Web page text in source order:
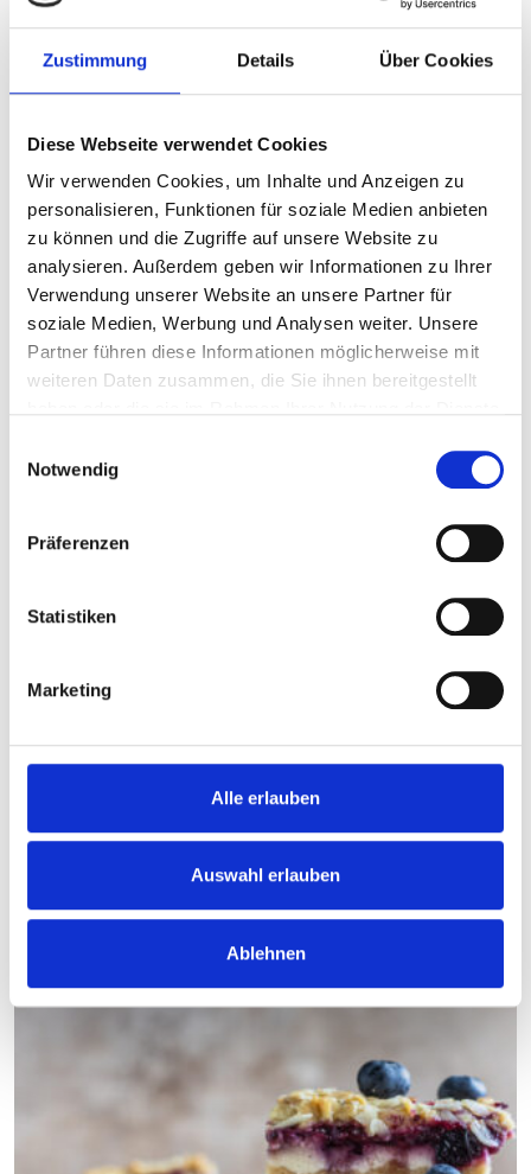
Zustimmung Details Über Cookies
Diese Webseite verwendet Cookies
Wir verwenden Cookies, um Inhalte und Anzeigen zu
personalisieren, Funktionen für soziale Medien anbieten
zu können und die Zugriffe auf unsere Website zu
analysieren. Außerdem geben wir Informationen zu Ihrer
Verwendung unserer Website an unsere Partner für
soziale Medien, Werbung und Analysen weiter. Unsere
Partner führen diese Informationen möglicherweise mit
weiteren Daten zusammen, die Sie ihnen bereitgestellt
Notwendig
Präferenzen
Statistiken
Marketing
Alle erlauben
Auswahl erlauben
Ablehnen
Über 90 min Starter
30 min Starter